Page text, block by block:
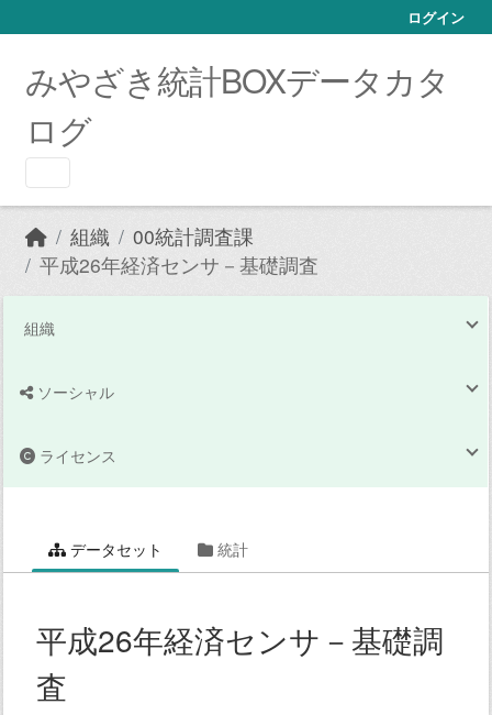
ログイン
みやざき統計BOXデータカタ
ログ
組織
00統計調査課
平成26年経済センサ－基礎調査
組織
ソーシャル
ライセンス
データセット 統計
平成26年経済センサ－基礎調
査